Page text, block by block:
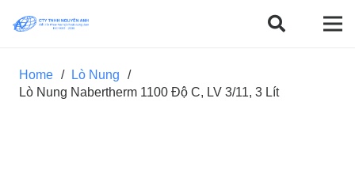
Home / Lò Nung
/
Lò Nung Nabertherm 1100 Độ C, LV 3/11, 3 Lít